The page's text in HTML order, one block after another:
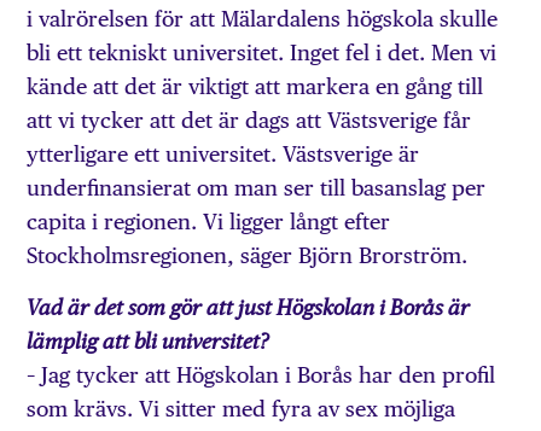
i valrörelsen för att Mälardalens högskola skulle
bli ett tekniskt universitet. Inget fel i det. Men vi
kände att det är viktigt att markera en gång till
att vi tycker att det är dags att Västsverige får
ytterligare ett universitet. Västsverige är
underfinansierat om man ser till basanslag per
capita i regionen. Vi ligger långt efter
Stockholmsregionen, säger Björn Brorström.
Vad är det som gör att just Högskolan i Borås är
lämplig att bli universitet?
– Jag tycker att Högskolan i Borås har den profil
som krävs. Vi sitter med fyra av sex möjliga